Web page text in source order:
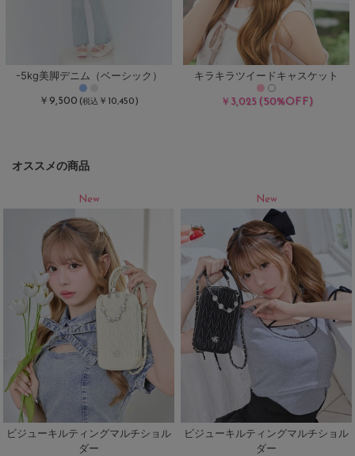
-5kg美脚デニム（ベーシック）
￥9,500 (税込 ￥10,450)
キラキラツイードキャスケット
￥3,025 (50%OFF)
オススメの商品
New
ビジューキルティングマルチショル
ダー
New
ビジューキルティングマルチショル
ダー